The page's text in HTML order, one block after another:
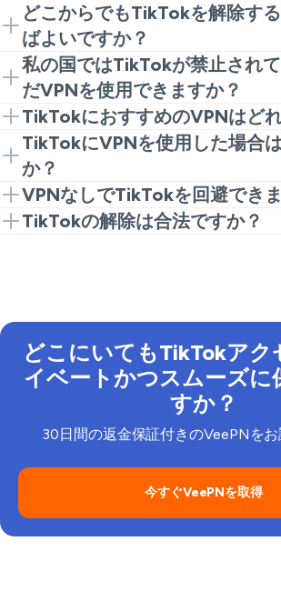
別のTikTokの国のサーバーに切り替
い。その後、キャッシュを空にするか
TikTokを使用してください。ただし、
ロバイダーが信頼できるものである
ださい。VeePNはジオブロックを回
力なオプションです。
どこからでもTikTokを解除す
ばよいですか？
VPNをインストールし、TikTokの国（
国）のサーバーに接続してアプリを開
ウェブサイトを訪問します。これによ
場所が隠され、地域の制限も回避で
私の国ではTikTokが禁止され
だVPNを使用できますか？
VPNはトラフィック暗号化アルゴリズ
あなたのトラフィックを別の国にあ
るため、ブロックされた地域でも
とができます。
TikTokにおすすめのVPNはど
VeePNです。そのサーバーは高速で
89のロケーションを持ち、セキュリ
チデバイスアプリがあり、どこでも
のに最適な場所です。
TikTokにVPNを使用した場合
か？
VPNは実際のIPアドレスをマスクする
TikTokでのトラフィックを暗号化しま
て、地域の制約なしで、安全にプライ
VPNなしでTikTokを回避でき
プロキシ、DNSスプーフィング、ミラ
ーズにはそれを使用し、滑らかなア
プライバシー、信頼性が必要な場合
プリを使用できます。
TikTokの解除は合法ですか？
ばなりません。
どこにいてもTikTokアク
イベートかつスムーズに
すか？
30日間の返金保証付きのVeePNを
今すぐVeePNを取得